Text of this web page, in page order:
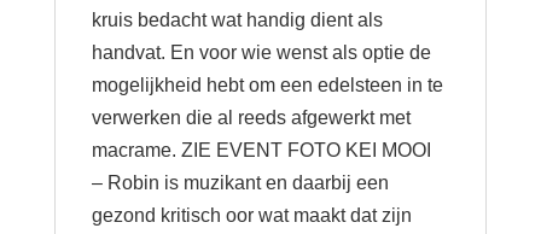
kruis bedacht wat handig dient als
handvat. En voor wie wenst als optie de
mogelijkheid hebt om een edelsteen in te
verwerken die al reeds afgewerkt met
macrame. ZIE EVENT FOTO KEI MOOI
– Robin is muzikant en daarbij een
gezond kritisch oor wat maakt dat zijn